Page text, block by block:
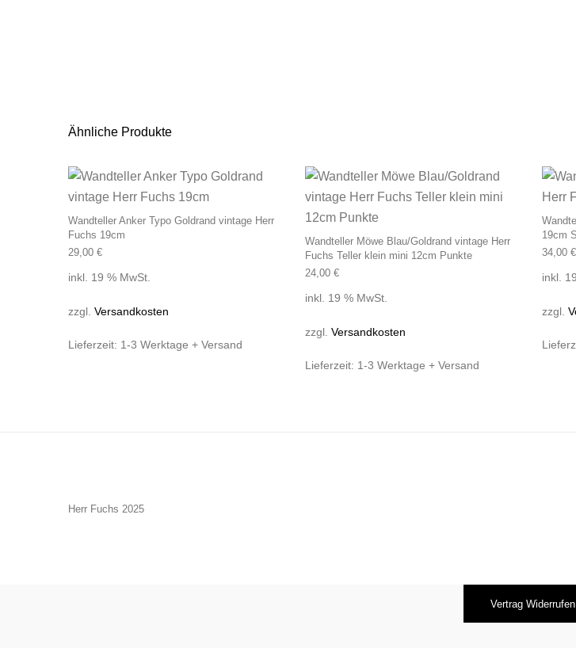
Ähnliche Produkte
Wandteller Anker Typo Goldrand vintage Herr
Fuchs 19cm
29,00 €
inkl. 19 % MwSt.
zzgl. Versandkosten
Lieferzeit: 1-3 Werktage + Versand
Wandteller Möwe Blau/Goldrand vintage Herr
Fuchs Teller klein mini 12cm Punkte
24,00 €
inkl. 19 % MwSt.
zzgl. Versandkosten
Lieferzeit: 1-3 Werktage + Versand
19cm
34,00 €
inkl.
zzgl.
Herr Fuchs 2025
Vertrag Widerrufen